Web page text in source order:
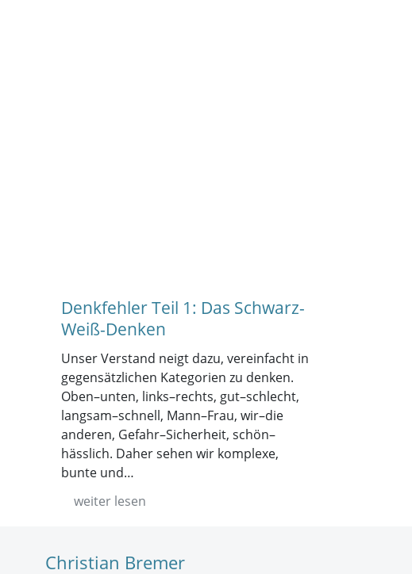
Denkfehler Teil 1: Das Schwarz-
Weiß-Denken
Unser Verstand neigt dazu, vereinfacht in
gegensätzlichen Kategorien zu denken.
Oben–unten, links–rechts, gut–schlecht,
langsam–schnell, Mann–Frau, wir–die
anderen, Gefahr–Sicherheit, schön–
hässlich. Daher sehen wir komplexe,
bunte und…
weiter lesen
Christian Bremer